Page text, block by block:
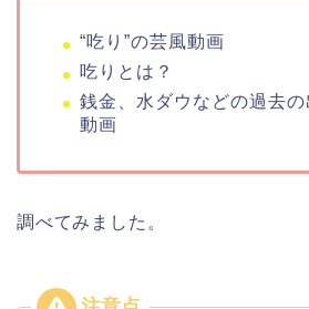
“吃り”の芸風動画
吃りとは？
銭金、水ダウなどの過去
動画
調べてみました。